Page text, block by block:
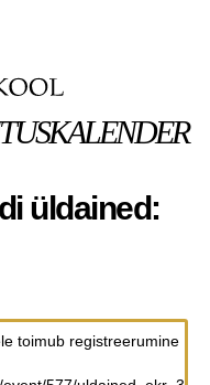
üldained:
toimub registreerumine